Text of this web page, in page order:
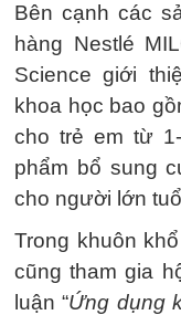
Bên cạnh các
hàng Nestlé
Science giới
khoa học bao
cho trẻ em từ
phẩm bổ sung
cho người lớn
Trong khuôn
cũng tham gia
luận “Ứng dụng